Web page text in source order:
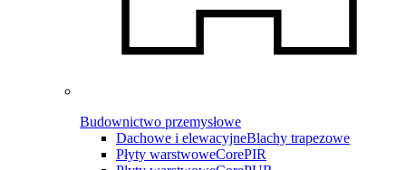
Budownictwo przemysłowe
Dachowe i elewacyjneBlachy trapezowe
Płyty warstwoweCorePIR